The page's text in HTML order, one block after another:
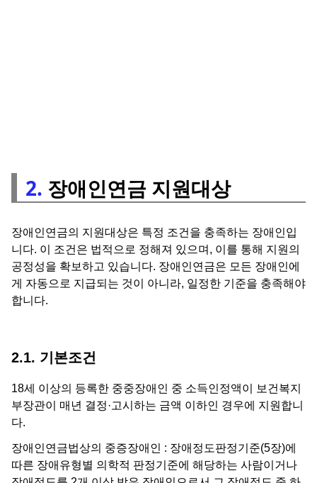
2. 장애인연금 지원대상
장애인연금의 지원대상은 특정 조건을 충족하는 장애인입
니다. 이 조건은 법적으로 정해져 있으며, 이를 통해 지원의
공정성을 확보하고 있습니다. 장애인연금은 모든 장애인에
게 자동으로 지급되는 것이 아니라, 일정한 기준을 충족해야
합니다.
2.1. 기본조건
18세 이상의 등록한 중중장애인 중 소득인정액이 보건복지
부장관이 매년 결정·고시하는 금액 이하인 경우에 지원합니
다.
장애인연금법상의 중증장애인 : 장애정도판정기준(5장)에
따른 장애유형별 의학적 판정기준에 해당하는 사람이거나